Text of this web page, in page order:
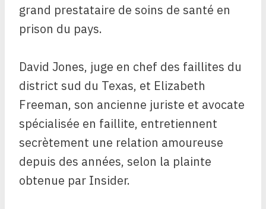
grand prestataire de soins de santé en
prison du pays.
David Jones, juge en chef des faillites du
district sud du Texas, et Elizabeth
Freeman, son ancienne juriste et avocate
spécialisée en faillite, entretiennent
secrètement une relation amoureuse
depuis des années, selon la plainte
obtenue par Insider.